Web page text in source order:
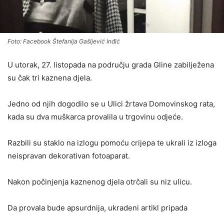
Foto: Facebook Štefanija Gašljević Inđić
U utorak, 27. listopada na području grada Gline zabilježena
su čak tri kaznena djela.
Jedno od njih dogodilo se u Ulici žrtava Domovinskog rata,
kada su dva muškarca provalila u trgovinu odjeće.
Razbili su staklo na izlogu pomoću crijepa te ukrali iz izloga
neispravan dekorativan fotoaparat.
Nakon počinjenja kaznenog djela otrčali su niz ulicu.
Da provala bude apsurdnija, ukradeni artikl pripada